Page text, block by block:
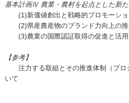
基本計画Ⅳ 農業・農村を起点とした新
(1)新価値創出と戦略的プロモーショ
(2)県産農産物のブランド力向上の推
(3)農業の国際認証取得の促進と活用
【参考】
注力する取組とその推進体制（プロ
いて